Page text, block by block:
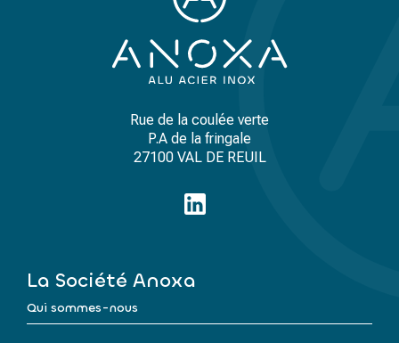
Rue de la coulée verte
P.A de la fringale
27100 VAL DE REUIL
La Société Anoxa
Qui sommes-nous